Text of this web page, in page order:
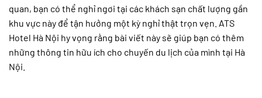
quan, bạn có thể nghỉ ngơi tại các khách sạn chất lượng gần
khu vực này để tận hưởng một kỳ nghỉ thật trọn vẹn. ATS
Hotel Hà Nội hy vọng rằng bài viết này sẽ giúp bạn có thêm
những thông tin hữu ích cho chuyến du lịch của mình tại Hà
Nội.